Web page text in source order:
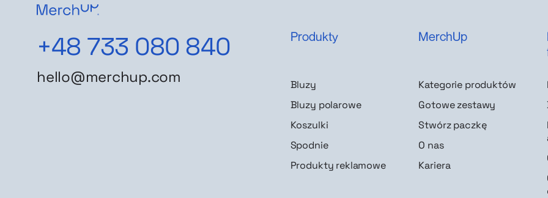
+48 733 080 840
hello@merchup.com
Produkty
Bluzy
Bluzy polarowe
Koszulki
Spodnie
Produkty reklamowe
MerchUp
Kategorie produktów
Gotowe zestawy
Stwórz paczkę
O nas
Kariera